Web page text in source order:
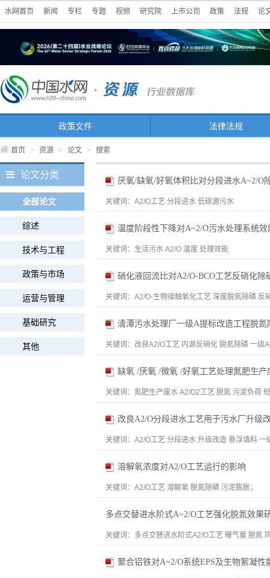
水网首页 新闻 专栏 专题 视频 研究院 上市公司 政策 法规 论
政策文件 法律法规
首页 > 资源 > 论文 > 搜索
论文分类
全部论文
综述
技术与工程
政策与市场
运营与管理
基础研究
其他
厌氧/缺氧/好氧体积比对分段进水A~2/O
关键词： A2/O工艺 分段进水 低碳源污水
温度阶段性下降对A~2/O污水处理系统效
关键词： 生活污水 A2/O 温度 处理效能
硝化液回流比对A2/O-BCO工艺反硝化除
关键词： A2/O-生物接触氧化工艺 深度脱氮除磷 反
清潭污水处理厂一级A提标改造工程脱氮
关键词： 改良A2/O工艺 内源反硝化 脱氮除磷 一级
缺氧 /厌氧 /微氧 /好氧工艺处理氮肥生产
关键词： 氮肥生产废水 A2/O2工艺 脱氮 污泥负荷
改良A2/O分段进水工艺用于污水厂升级
关键词： A2/O工艺 分段进水 升级改造 悬浮填料 一
溶解氧浓度对A2/O工艺运行的影响
关键词： A2/O工艺 溶解氧 脱氮除磷 污泥膨胀；
多点交替进水阶式A~2/O工艺强化脱氮效果
关键词： 多点交替进水阶式A2/O工艺 曝气量 脱氮
聚合铝铁对A~2/O系统EPS及生物絮凝性